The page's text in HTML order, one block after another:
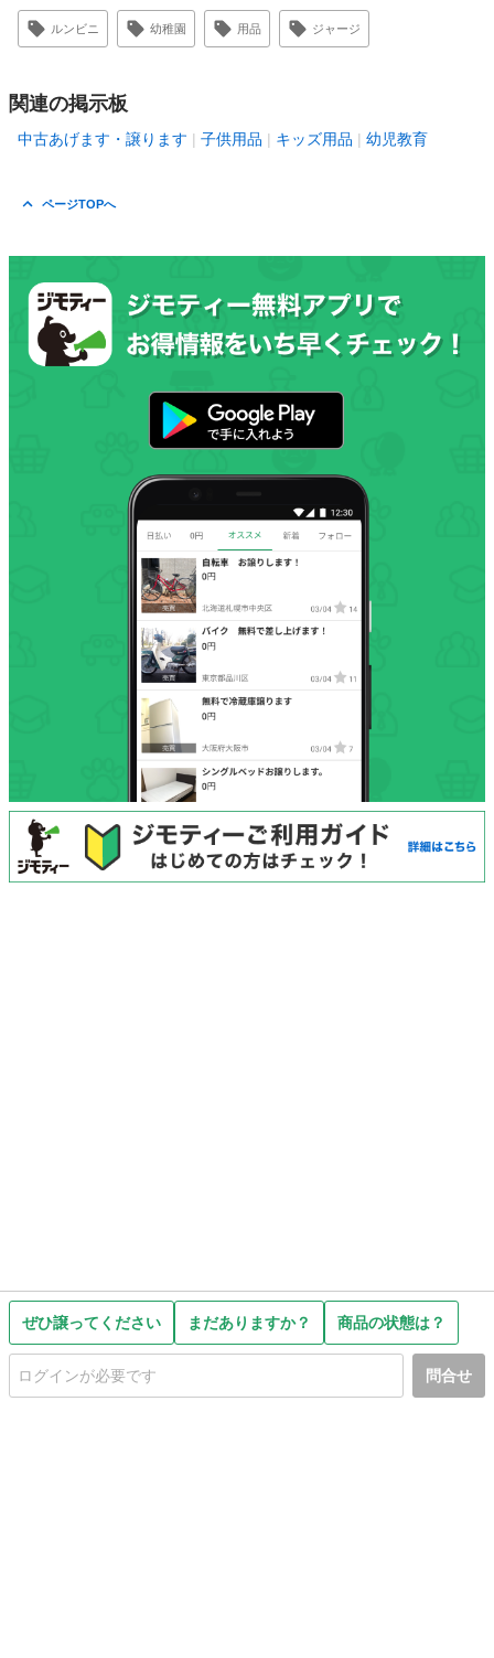
ぜひ譲ってください まだありますか？ 商品の状態は？
問合せ
ルンビニ 幼稚園 用品 ジャージ
関連の掲示板
中古あげます・譲ります 子供用品 キッズ用品 幼児教育
ページTOPへ